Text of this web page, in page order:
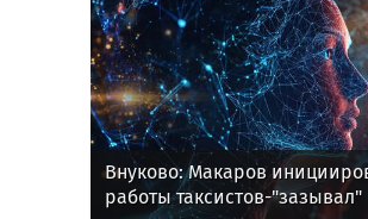
Внуково: Макаров
работы таксистов-"зазывал"